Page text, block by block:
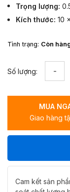
Trọng lượng
Kích thước 10
Tình trạng: Còn
Số lượng:
di
MUA
Giao hàng
Cam kết sản